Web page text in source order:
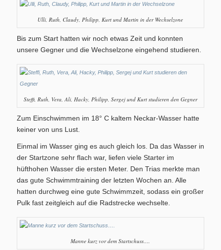
Geschichte
Triathlon
Termine/Training
Ulli, Ruth, Claudy, Philipp, Kurt und Martin in der Wechselzone
Bis zum Start hatten wir noch etwas Zeit und konnten
unsere Gegner und die Wechselzone eingehend studieren.
Steffi, Ruth, Vera, Ali, Hacky, Philipp, Sergej und Kurt studieren den Gegner
Zum Einschwimmen im 18° C kaltem Neckar-Wasser hatte
keiner von uns Lust.
Einmal im Wasser ging es auch gleich los. Da das Wasser in
der Startzone sehr flach war, liefen viele Starter im
hüfthohen Wasser die ersten Meter. Den Trias merkte man
das gute Schwimmtraining der letzten Wochen an. Alle
hatten durchweg eine gute Schwimmzeit, sodass ein großer
Pulk fast zeitgleich auf die Radstrecke wechselte.
Manne kurz vor dem Startschuss….